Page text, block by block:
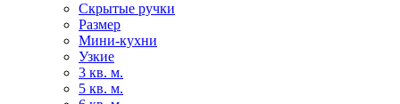
Скрытые ручки
Размер
Мини-кухни
Узкие
3 кв. м.
5 кв. м.